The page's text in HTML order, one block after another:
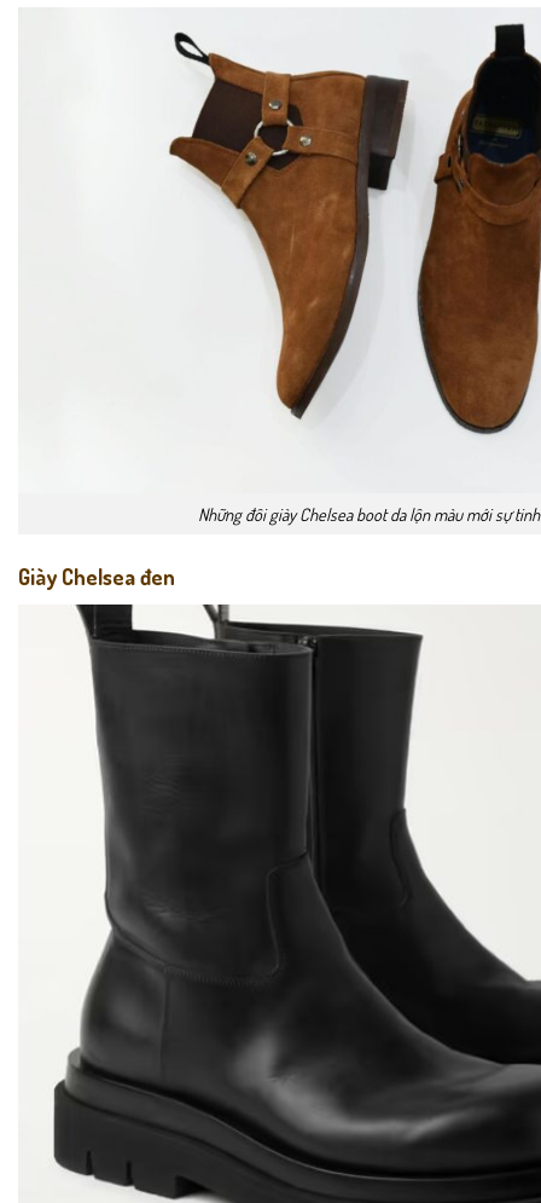
Những đôi giày Chelsea boot da lộn màu mới sự
Giày Chelsea đen